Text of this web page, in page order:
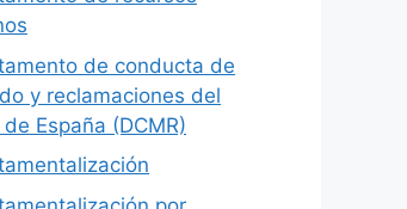
de conducta de
y reclamaciones del
España (DCMR)